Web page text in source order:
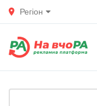
Регіон